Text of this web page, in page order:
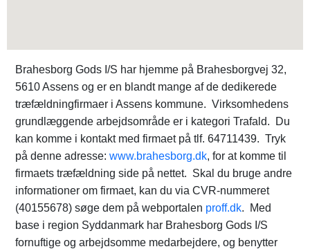
Brahesborg Gods I/S har hjemme på Brahesborgvej 32,
5610 Assens og er en blandt mange af de dedikerede
træfældningfirmaer i Assens kommune. Virksomhedens
grundlæggende arbejdsområde er i kategori Trafald. Du
kan komme i kontakt med firmaet på tlf. 64711439. Tryk
på denne adresse: www.brahesborg.dk, for at komme til
firmaets træfældning side på nettet. Skal du bruge andre
informationer om firmaet, kan du via CVR-nummeret
(40155678) søge dem på webportalen proff.dk. Med
base i region Syddanmark har Brahesborg Gods I/S
fornuftige og arbejdsomme medarbejdere, og benytter